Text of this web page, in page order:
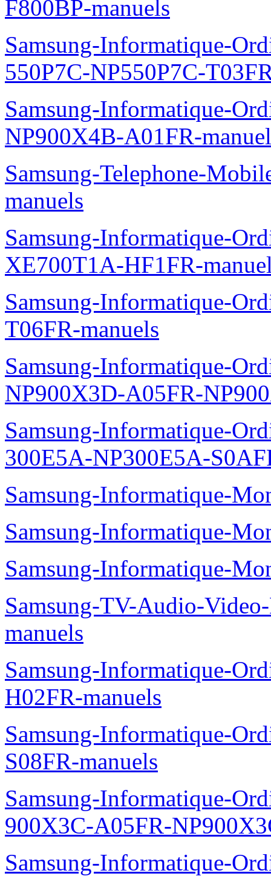
F800BP-manuels
Samsung-Informatique-
550P7C-NP550P7C-
Samsung-Informatique-
NP900X4B-A01FR-
Samsung-Telephone-
manuels
Samsung-Informatique-
XE700T1A-HF1FR-
Samsung-Informatique-
T06FR-manuels
Samsung-Informatique-
NP900X3D-A05FR-
Samsung-Informatique-
300E5A-NP300E5A-
Samsung-Informatique-
Samsung-Informatique-
Samsung-Informatique-
Samsung-TV-Audio-
manuels
Samsung-Informatique-
H02FR-manuels
Samsung-Informatique-
S08FR-manuels
Samsung-Informatique-
900X3C-A05FR-
Samsung-Informatique-